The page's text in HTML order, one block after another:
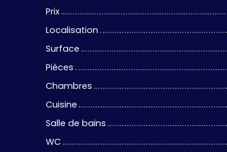
Prix
Localisation
Surface
Pièces
Chambres
Cuisine
Salle de bains
WC